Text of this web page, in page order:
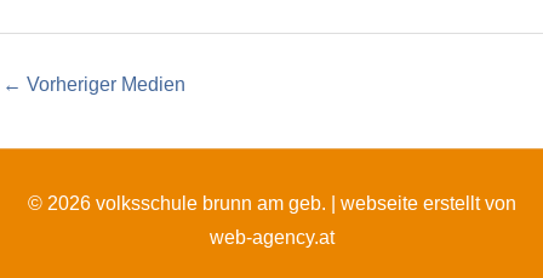
← Vorheriger Medien
© 2026 volksschule brunn am geb. | webseite erstellt von
web-agency.at